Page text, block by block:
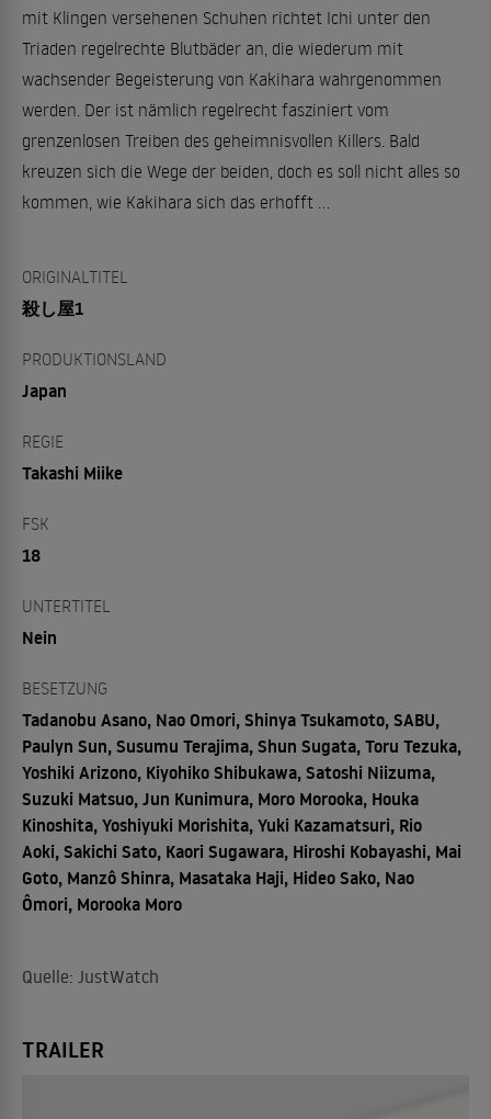
mit Klingen versehenen Schuhen richtet Ichi unter den
Triaden regelrechte Blutbäder an, die wiederum mit
wachsender Begeisterung von Kakihara wahrgenommen
werden. Der ist nämlich regelrecht fasziniert vom
grenzenlosen Treiben des geheimnisvollen Killers. Bald
kreuzen sich die Wege der beiden, doch es soll nicht alles so
kommen, wie Kakihara sich das erhofft ...
ORIGINALTITEL
殺し屋1
PRODUKTIONSLAND
Japan
REGIE
Takashi Miike
FSK
18
UNTERTITEL
Nein
BESETZUNG
Tadanobu Asano, Nao Omori, Shinya Tsukamoto, SABU,
Paulyn Sun, Susumu Terajima, Shun Sugata, Toru Tezuka,
Yoshiki Arizono, Kiyohiko Shibukawa, Satoshi Niizuma,
Suzuki Matsuo, Jun Kunimura, Moro Morooka, Houka
Kinoshita, Yoshiyuki Morishita, Yuki Kazamatsuri, Rio
Aoki, Sakichi Sato, Kaori Sugawara, Hiroshi Kobayashi, Mai
Goto, Manzô Shinra, Masataka Haji, Hideo Sako, Nao
Ômori, Morooka Moro
Quelle: JustWatch
TRAILER